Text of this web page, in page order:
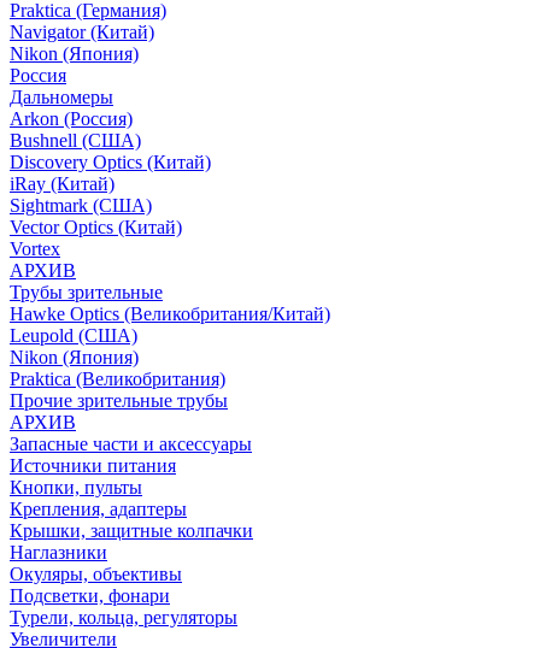
Praktica (Германия)
Navigator (Китай)
Nikon (Япония)
Россия
Дальномеры
Arkon (Россия)
Bushnell (США)
Discovery Optics (Китай)
iRay (Китай)
Sightmark (США)
Vector Optics (Китай)
Vortex
АРХИВ
Трубы зрительные
Hawke Optics (Великобритания/Китай)
Leupold (США)
Nikon (Япония)
Praktica (Великобритания)
Прочие зрительные трубы
АРХИВ
Запасные части и аксессуары
Источники питания
Кнопки, пульты
Крепления, адаптеры
Крышки, защитные колпачки
Наглазники
Окуляры, объективы
Подсветки, фонари
Турели, кольца, регуляторы
Увеличители